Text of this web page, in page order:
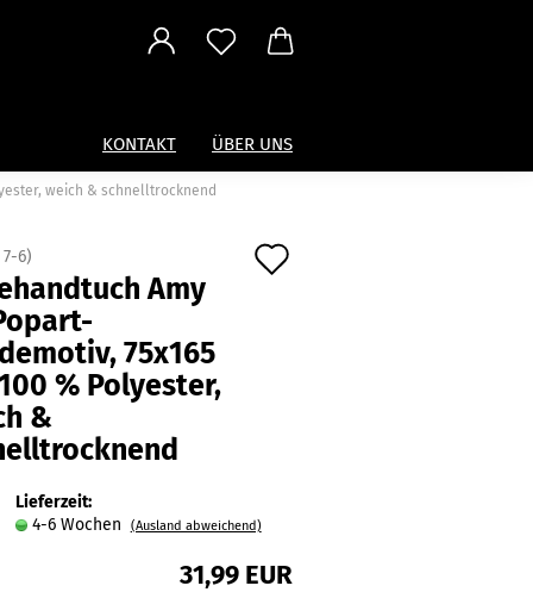
KONTAKT ÜBER UNS
weich & schnelltrocknend
7-6)
Amy
75x165
% Polyester,
&
Lieferzeit:
4-6 Wochen
(Ausland abweichend)
31,99 EUR